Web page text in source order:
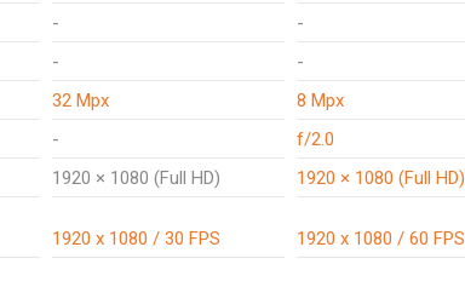
- -
- -
32 Mpx 8 Mpx
- f/2.0
1920 × 1080 (Full HD) 1920 × 1080 (Full HD)
1920 x 1080 / 30 FPS 1920 x 1080 / 60 FPS